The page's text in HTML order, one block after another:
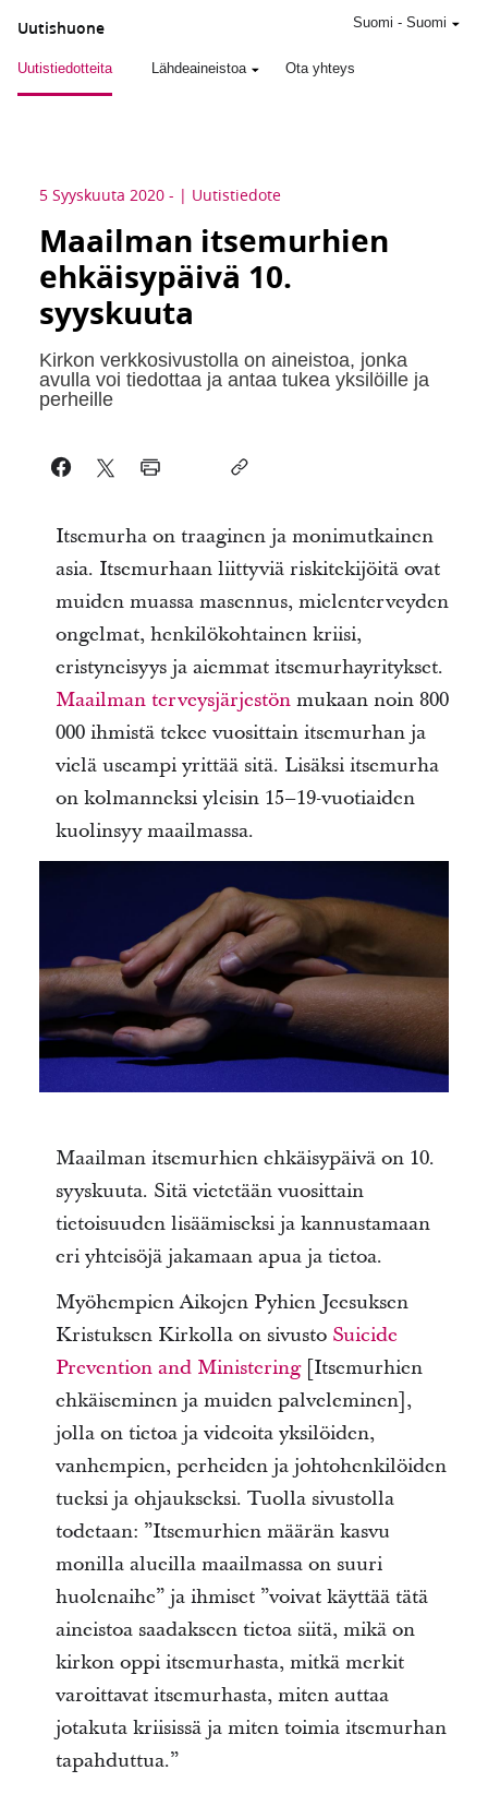
Uutishuone
Uutistiedotteita Lähdeaineistoa Ota yhteys
Suomi - Suomi
5 Syyskuuta 2020 - Uutistiedote
Maailman itsemurhien
ehkäisypäivä 10.
syyskuuta
Kirkon verkkosivustolla on aineistoa, jonka
avulla voi tiedottaa ja antaa tukea yksilöille ja
perheille
Itsemurha on traaginen ja monimutkainen
asia. Itsemurhaan liittyviä riskitekijöitä ovat
muiden muassa masennus, mielenterveyden
ongelmat, henkilökohtainen kriisi,
eristyneisyys ja aiemmat itsemurhayritykset.
Maailman terveysjärjestönmukaan noin 800
000 ihmistä tekee vuosittain itsemurhan ja
vielä useampi yrittää sitä. Lisäksi itsemurha
on kolmanneksi yleisin 15–19-vuotiaiden
kuolinsyy maailmassa.
Maailman itsemurhien ehkäisypäivä on 10.
syyskuuta. Sitä vietetään vuosittain
tietoisuuden lisäämiseksi ja kannustamaan
eri yhteisöjä jakamaan apua ja tietoa.
Myöhempien Aikojen Pyhien Jeesuksen
Kristuksen Kirkolla on sivusto Suicide
Prevention and Ministering[Itsemurhien
ehkäiseminen ja muiden palveleminen],
jolla on tietoa ja videoita yksilöiden,
vanhempien, perheiden ja johtohenkilöiden
tueksi ja ohjaukseksi. Tuolla sivustolla
todetaan: ”Itsemurhien määrän kasvu
monilla alueilla maailmassa on suuri
huolenaihe” ja ihmiset ”voivat käyttää tätä
aineistoa saadakseen tietoa siitä, mikä on
kirkon oppi itsemurhasta, mitkä merkit
varoittavat itsemurhasta, miten auttaa
jotakuta kriisissä ja miten toimia itsemurhan
tapahduttua.”